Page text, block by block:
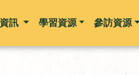
訊 學習資源 參訪資源